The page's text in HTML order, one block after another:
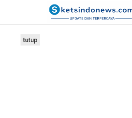
tutup